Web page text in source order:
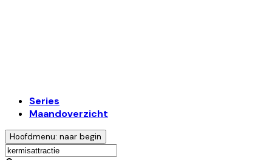
Series
Maandoverzicht
Hoofdmenu: naar begin